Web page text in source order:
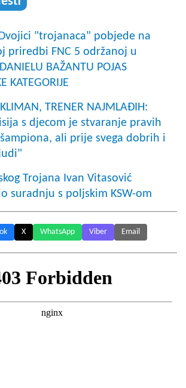
"trojanaca" pobjede na
priredbi FNC 5 održanoj u
BAŽANTU POJAS
KATEGORIJE
KLIMAN, TRENER NAJMLAĐIH:
s djecom je stvaranje pravih
ali prije svega dobrih i
Trojana Ivan Vitasović
suradnju s poljskim KSW-om
X WhatsApp Viber Email